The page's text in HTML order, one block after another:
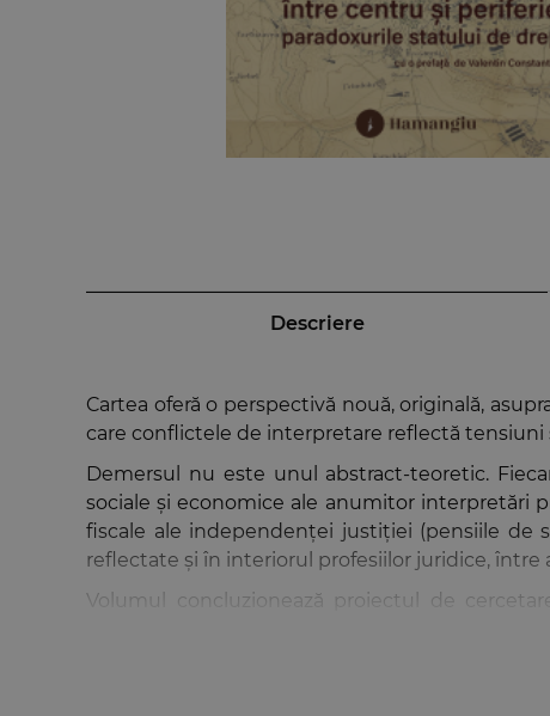
Descriere
Cartea oferă o perspectivă nouă, originală,
care conflictele de interpretare reflectă
Demersul nu este unul abstract-teoretic.
sociale și economice ale anumitor interpretări
fiscale ale independenței justiției (pensiile de
reflectate și în interiorul profesiilor juridice, între
Volumul concluzionează proiectul de cercetare
periferic: transformări conceptuale și